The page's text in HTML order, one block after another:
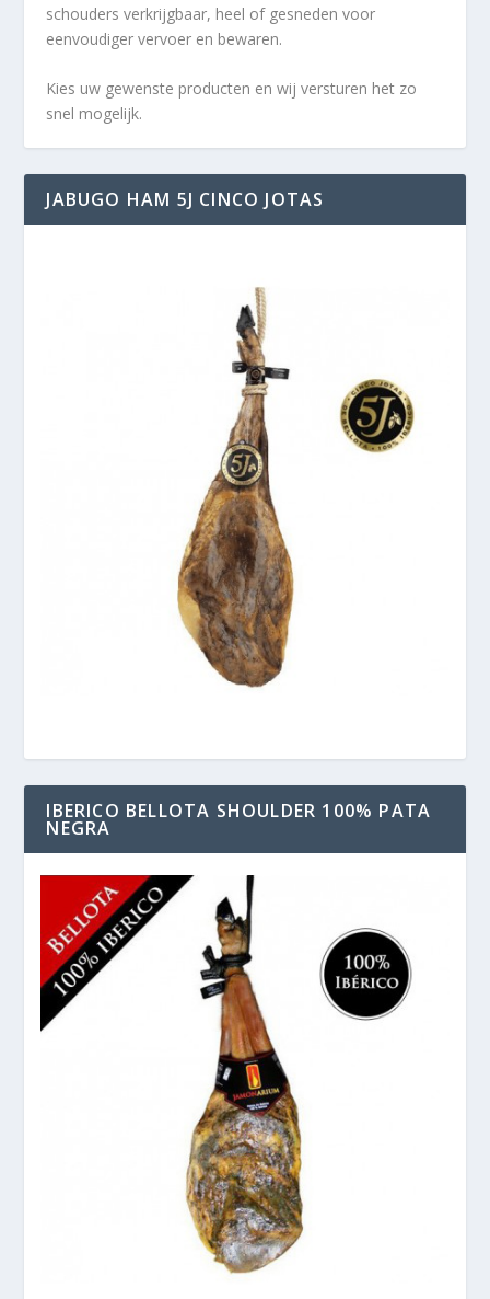
schouders verkrijgbaar, heel of gesneden voor
eenvoudiger vervoer en bewaren.
Kies uw gewenste producten en wij versturen het zo
snel mogelijk.
JABUGO HAM 5J CINCO JOTAS
IBERICO BELLOTA SHOULDER 100% PATA
NEGRA